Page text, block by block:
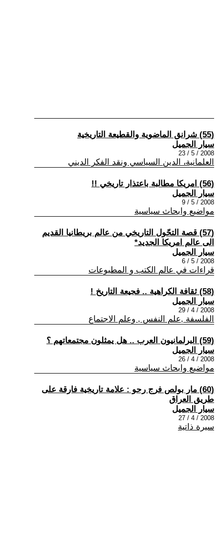
(55) شرانق الماضوية والقطيعة التاريخية
سيار الجميل
2008 / 5 / 23
العلمانية، الدين السياسي ونقد الفكر الديني
(56) امريكا مطالبة باعتذار تاريخي !!
سيار الجميل
2008 / 5 / 9
مواضيع وابحاث سياسية
(57) قصة التحّول التاريخي من عالم بريطانيا القديم
الى عالم امريكا الجديد*
سيار الجميل
2008 / 5 / 6
قراءات في عالم الكتب و المطبوعات
(58) ثقافة الكراهية .. فجيعة التاريخ !
سيار الجميل
2008 / 4 / 29
الفلسفة ,علم النفس , وعلم الاجتماع
(59) البرلمانيون العرب .. هل يمثلون مجتمعاتهم ؟
سيار الجميل
2008 / 4 / 26
مواضيع وابحاث سياسية
(60) مار بولص فرج رحو : علامة تاريخية فارقة على
طريق العراق
سيار الجميل
2008 / 4 / 27
سيرة ذاتية